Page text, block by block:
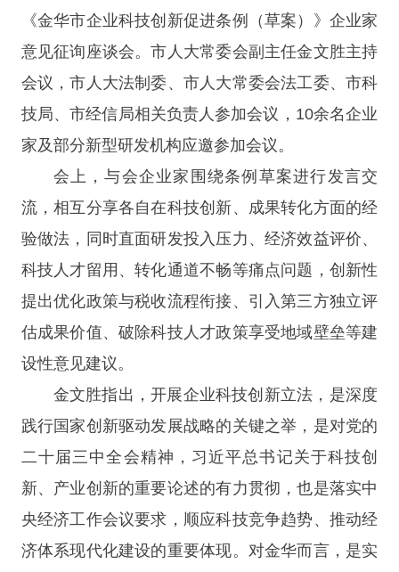
《金华市企业科技创新促进条例（草案）》企业家
意见征询座谈会。市人大常委会副主任金文胜主持
会议，市人大法制委、市人大常委会法工委、市科
技局、市经信局相关负责人参加会议，10余名企业
家及部分新型研发机构应邀参加会议。
会上，与会企业家围绕条例草案进行发言交
流，相互分享各自在科技创新、成果转化方面的经
验做法，同时直面研发投入压力、经济效益评价、
科技人才留用、转化通道不畅等痛点问题，创新性
提出优化政策与税收流程衔接、引入第三方独立评
估成果价值、破除科技人才政策享受地域壁垒等建
设性意见建议。
金文胜指出，开展企业科技创新立法，是深度
践行国家创新驱动发展战略的关键之举，是对党的
二十届三中全会精神，习近平总书记关于科技创
新、产业创新的重要论述的有力贯彻，也是落实中
央经济工作会议要求，顺应科技竞争趋势、推动经
济体系现代化建设的重要体现。对金华而言，是实